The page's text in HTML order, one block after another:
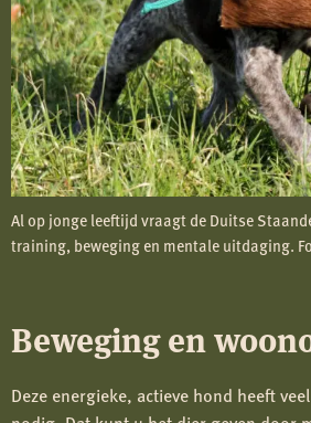
Al op jonge leeftijd vraagt de Duitse
training, beweging en mentale uitdaging.
Beweging en
Deze energieke, actieve hond heeft